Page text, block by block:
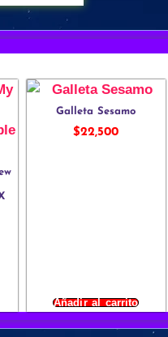
Galleta Sesamo
$22,500
Añadir al carrito